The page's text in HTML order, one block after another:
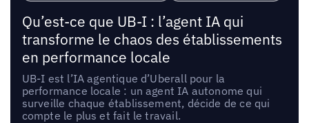
Qu’est-ce que UB-I : l’agent IA qui
transforme le chaos des établissements
en performance locale
UB-I est l’IA agentique d’Uberall pour la
performance locale : un agent IA autonome qui
surveille chaque établissement, décide de ce qui
compte le plus et fait le travail.